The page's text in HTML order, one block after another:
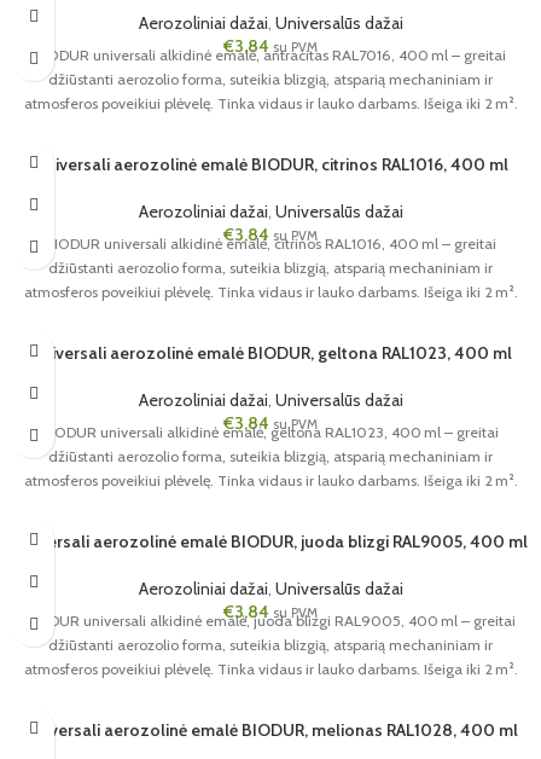
Aerozoliniai dažai Universalūs dažai
€3,84 su PVM
BIODUR universali alkidinė emalė, antracitas RAL7016, 400 ml – greitai
džiūstanti aerozolio forma, suteikia blizgią, atsparią mechaniniam ir
atmosferos poveikiui plėvelę. Tinka vidaus ir lauko darbams. Išeiga iki 2 m².
Universali aerozolinė emalė BIODUR, citrinos RAL1016, 400 ml
Aerozoliniai dažai Universalūs dažai
€3,84 su PVM
BIODUR universali alkidinė emalė, citrinos RAL1016, 400 ml – greitai
džiūstanti aerozolio forma, suteikia blizgią, atsparią mechaniniam ir
atmosferos poveikiui plėvelę. Tinka vidaus ir lauko darbams. Išeiga iki 2 m².
Universali aerozolinė emalė BIODUR, geltona RAL1023, 400 ml
Aerozoliniai dažai Universalūs dažai
€3,84 su PVM
BIODUR universali alkidinė emalė, geltona RAL1023, 400 ml – greitai
džiūstanti aerozolio forma, suteikia blizgią, atsparią mechaniniam ir
atmosferos poveikiui plėvelę. Tinka vidaus ir lauko darbams. Išeiga iki 2 m².
Universali aerozolinė emalė BIODUR, juoda blizgi RAL9005, 400 ml
Aerozoliniai dažai Universalūs dažai
€3,84 su PVM
BIODUR universali alkidinė emalė, juoda blizgi RAL9005, 400 ml – greitai
džiūstanti aerozolio forma, suteikia blizgią, atsparią mechaniniam ir
atmosferos poveikiui plėvelę. Tinka vidaus ir lauko darbams. Išeiga iki 2 m².
Universali aerozolinė emalė BIODUR, melionas RAL1028, 400 ml